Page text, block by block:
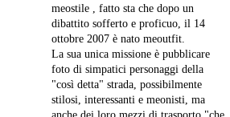
meostile , fatto sta che dopo un
dibattito sofferto e proficuo, il 14
ottobre 2007 è nato meoutfit.
La sua unica missione è pubblicare
foto di simpatici personaggi della
"così detta" strada, possibilmente
stilosi, interessanti e meonisti, ma